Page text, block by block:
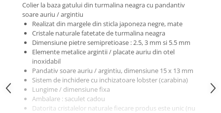
Colier la baza gatului din turmalina neagra cu pandantiv
soare auriu / argintiu
Realizat din margele din sticla japoneza negre, mate
Cristale naturale fatetate de turmalina neagra
Dimensiune pietre semipretioase : 2.5, 3 mm si 5.5 mm
Elemente metalice argintii / placate auriu din otel
inoxidabil
Pandativ soare auriu / argintiu, dimensiune 15 x 13 mm
Sistem de inchidere cu inchizatoare lobster (carabina)
Lungime / dimensiune fixa
Ambalare : saculet cadou
Datorita cristalelor naturale fiecare produs este unic (nu